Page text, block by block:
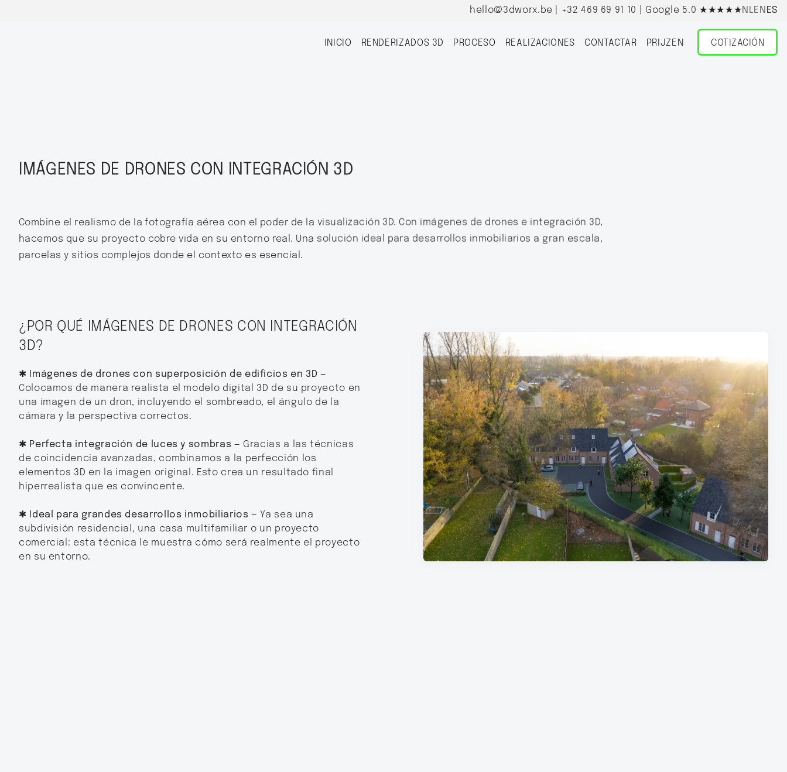
hello@3dworx.be +32 469 69 91 10 | Google 5.0 ★★★★★NLEN ES
INICIO RENDERIZADOS 3D PROCESO REALIZACIONES CONTACTAR PRIJZEN COTIZACIÓN
IMÁGENES DE DRONES CON INTEGRACIÓN 3D
Combine el realismo de la fotografía aérea con el poder de la visualización 3D. Con imágenes de drones e integración 3D,
hacemos que su proyecto cobre vida en su entorno real. Una solución ideal para desarrollos inmobiliarios a gran escala,
parcelas y sitios complejos donde el contexto es esencial.
¿POR QUÉ IMÁGENES DE DRONES CON INTEGRACIÓN
3D?
✱ Imágenes de drones con superposición de edificios en 3D —
Colocamos de manera realista el modelo digital 3D de su proyecto en
una imagen de un dron, incluyendo el sombreado, el ángulo de la
cámara y la perspectiva correctos.
✱ Perfecta integración de luces y sombras — Gracias a las técnicas
de coincidencia avanzadas, combinamos a la perfección los
elementos 3D en la imagen original. Esto crea un resultado final
hiperrealista que es convincente.
✱ Ideal para grandes desarrollos inmobiliarios — Ya sea una
subdivisión residencial, una casa multifamiliar o un proyecto
comercial: esta técnica le muestra cómo será realmente el proyecto
en su entorno.